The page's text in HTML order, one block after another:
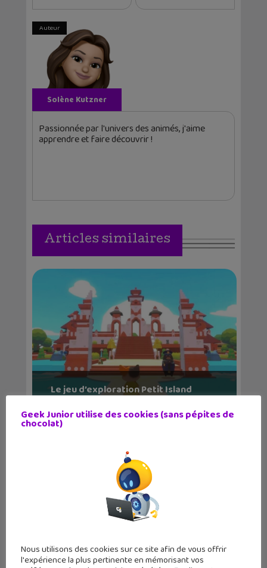
Auteur
Solène Kutzner
Passionnée par l'univers des animés, j'aime
apprendre et faire découvrir !
Articles similaires
Le jeu d’exploration Petit Island
De nouveaux niveaux speedrun
Geek Junior utilise des cookies (sans pépites de
chocolat)
Nous utilisons des cookies sur ce site afin de vous offrir
l'expérience la plus pertinente en mémorisant vos